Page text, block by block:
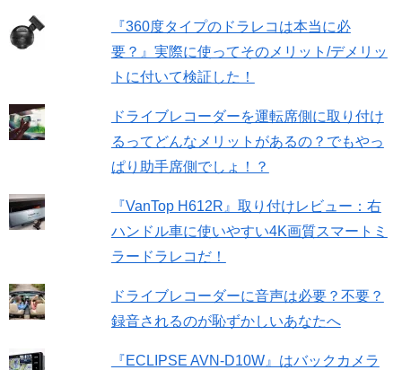
『360度タイプのドラレコは本当に必
要？』実際に使ってそのメリット/デメリッ
トに付いて検証した！
ドライブレコーダーを運転席側に取り付け
るってどんなメリットがあるの？でもやっ
ぱり助手席側でしょ！？
『VanTop H612R』取り付けレビュー：右
ハンドル車に使いやすい4K画質スマートミ
ラードラレコだ！
ドライブレコーダーに音声は必要？不要？
録音されるのが恥ずかしいあなたへ
『ECLIPSE AVN-D10W』はバックカメラ